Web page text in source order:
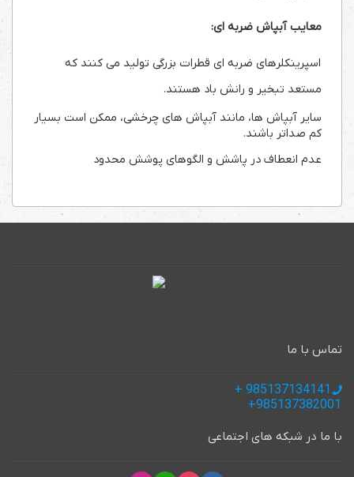
معایب آبپاش ضربه ای:
اسپرینکلرهای ضربه ای قطرات بزرگی تولید می کنند که
مستعد تبخیر و رانش باد هستند.
سایر آبپاش ها، مانند آبپاش های چرخشی، ممکن است بسیار
کم صداتر باشند.
عدم انعطاف در پاشش و الگوهای پوشش محدود
تماس با ما
با ما در شبکه های اجتماعی